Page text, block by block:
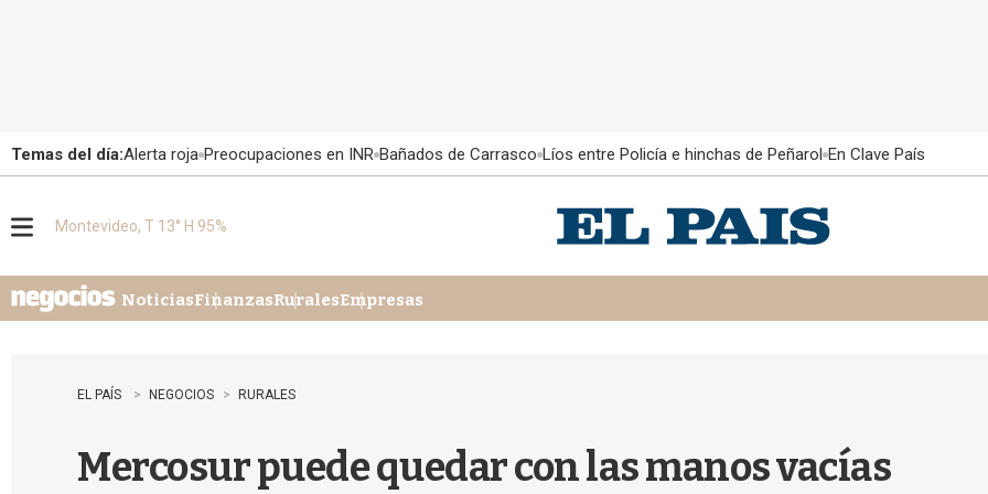
Temas del día:Alerta roja Preocupaciones en INR Bañados de Carrasco Líos entre Policía e hinchas de Peñarol En Clave País
u
Montevideo, T 13° H 95%
NoticiasFinanzasRuralesEmpresas
EL PAÍS NEGOCIOS RURALES
Mercosur puede quedar con las manos vacías